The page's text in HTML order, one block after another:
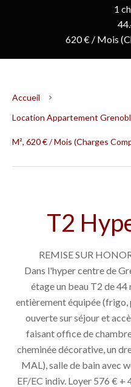
1
620 € / Mois
Accueil
Location Appartement
M², 620 € / Mois (Charges
T2
REMISE SUR
Dans l'hyper centre de
étage un beau T2 de 44
entièrement équipée (frigo,
ouverte sur séjour et
faisant office de
cheminée décorative, un
MAL), salle de bain avec
EF/EC indiv. Loyer 576 € +